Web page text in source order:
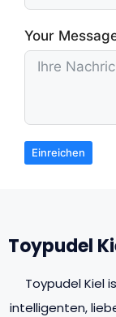
Your
Einreichen
Toypudel
Toypudel Kiel
intelligenten,